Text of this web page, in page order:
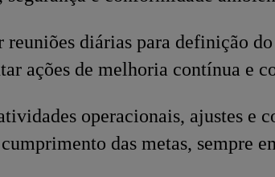
reuniões diárias para definição
ações de melhoria contínua e
operacionais, ajustes e
das metas, sempre